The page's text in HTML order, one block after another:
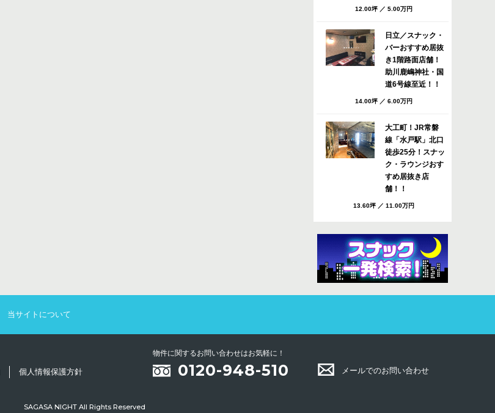
12.00坪 ／ 5.00万円
日立／スナック・
バーおすすめ居抜
き1階路面店舗！
助川鹿嶋神社・国
道6号線至近！！
14.00坪 ／ 6.00万円
大工町！JR常磐
線「水戸駅」北口
徒歩25分！スナッ
ク・ラウンジおす
すめ居抜き店
舗！！
13.60坪 ／ 11.00万円
日立／JR常磐線
「常陸多賀駅」徒
歩10分！スナッ
ク・ラウンジおす
すめ居抜き店
舗！！
水戸市 費用全般
クラブにおすす
当サイトについて
個人情報保護方針
物件に関するお問い合わせはお気軽に！
0120-948-510 メールでのお問い合わせ
SAGASA NIGHT All Rights Reserved